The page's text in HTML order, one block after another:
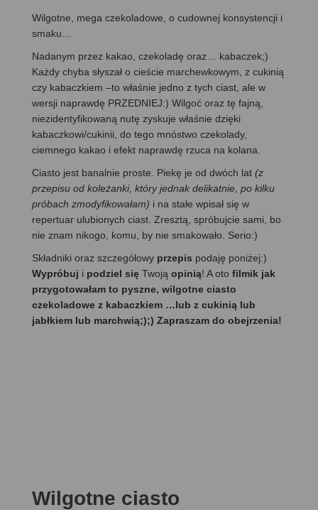
Wilgotne, mega czekoladowe, o cudownej konsystencji i
smaku…
Nadanym przez kakao, czekoladę oraz… kabaczek;)
Każdy chyba słyszał o cieście marchewkowym, z cukinią
czy kabaczkiem –to właśnie jedno z tych ciast, ale w
wersji naprawdę PRZEDNIEJ:) Wilgoć oraz tę fajną,
niezidentyfikowaną nutę zyskuje właśnie dzięki
kabaczkowi/cukinii, do tego mnóstwo czekolady,
ciemnego kakao i efekt naprawdę rzuca na kolana.
Ciasto jest banalnie proste. Piekę je od dwóch lat (z
przepisu od koleżanki, który jednak delikatnie, po kilku
próbach zmodyfikowałam) i na stałe wpisał się w
repertuar ulubionych ciast. Zresztą, spróbujcie sami, bo
nie znam nikogo, komu, by nie smakowało. Serio:)
Składniki oraz szczegółowy przepis podaję poniżej:)
Wypróbuj i podziel się Twoją opinią! A oto filmik jak
przygotowałam to pyszne, wilgotne ciasto
czekoladowe z kabaczkiem …lub z cukinią lub
jabłkiem lub marchwią;);) Zapraszam do obejrzenia!
Wilgotne ciasto